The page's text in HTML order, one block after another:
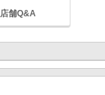
店舗Q&A